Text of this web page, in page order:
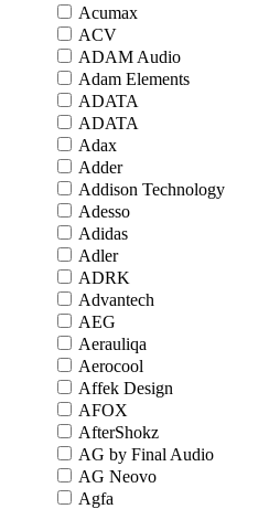
Acumax
ACV
ADAM Audio
Adam Elements
ADATA
ADATA
Adax
Adder
Addison Technology
Adesso
Adidas
Adler
ADRK
Advantech
AEG
Aerauliqa
Aerocool
Affek Design
AFOX
AfterShokz
AG by Final Audio
AG Neovo
Agfa